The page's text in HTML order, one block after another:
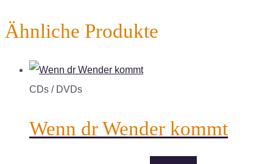
Ähnliche Produkte
CDs / DVDs
Wenn dr Wender kommt